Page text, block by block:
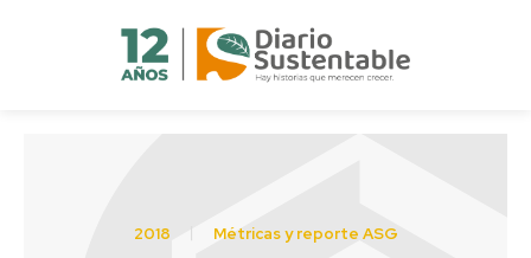
2018 Métricas y reporte ASG